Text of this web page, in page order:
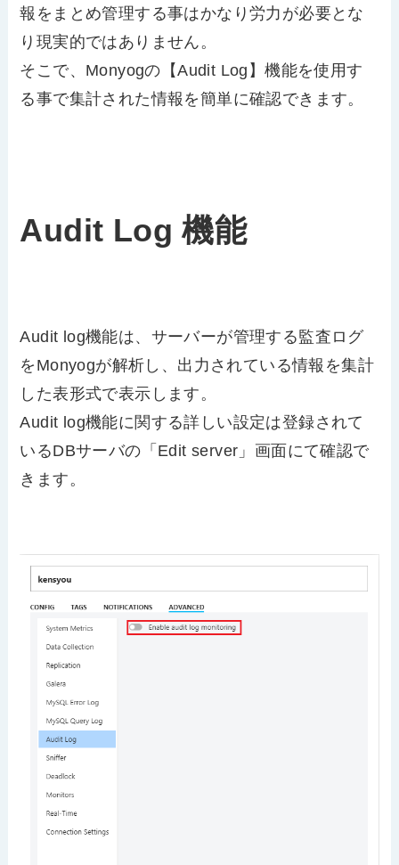
報をまとめ管理する事はかなり労力が必要とな
り現実的ではありません。
そこで、Monyogの【Audit Log】機能を使用す
る事で集計された情報を簡単に確認できます。
Audit Log 機能
Audit log機能は、サーバーが管理する監査ログ
をMonyogが解析し、出力されている情報を集計
した表形式で表示します。
Audit log機能に関する詳しい設定は登録されて
いるDBサーバの「Edit server」画面にて確認で
きます。